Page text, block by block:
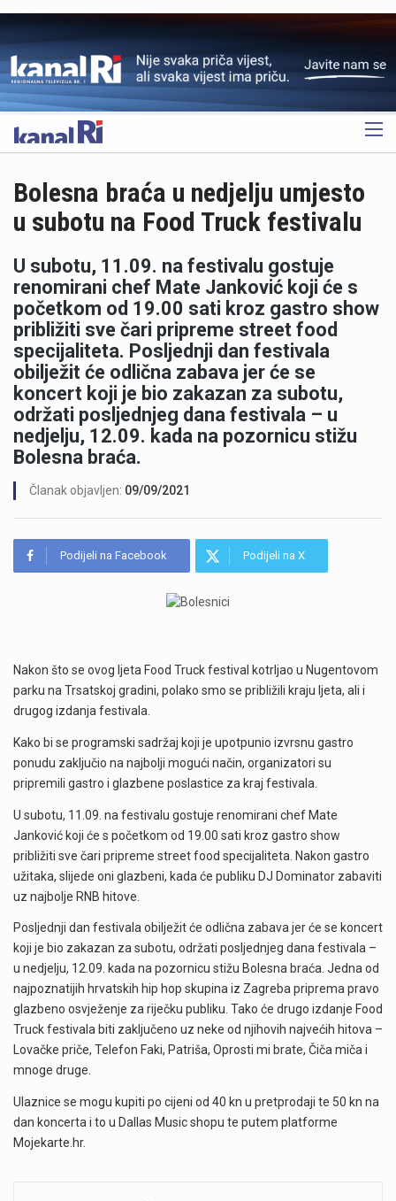
OGLAS
Bolesna braća u nedjelju umjesto
u subotu na Food Truck festivalu
U subotu, 11.09. na festivalu gostuje
renomirani chef Mate Janković koji će s
početkom od 19.00 sati kroz gastro show
približiti sve čari pripreme street food
specijaliteta. Posljednji dan festivala
obilježit će odlična zabava jer će se
koncert koji je bio zakazan za subotu,
održati posljednjeg dana festivala – u
nedjelju, 12.09. kada na pozornicu stižu
Bolesna braća.
Članak objavljen: 09/09/2021
Podijeli na Facebook Podijeli na X
Nakon što se ovog ljeta Food Truck festival kotrljao u Nugentovom
parku na Trsatskoj gradini, polako smo se približili kraju ljeta, ali i
drugog izdanja festivala.
Kako bi se programski sadržaj koji je upotpunio izvrsnu gastro
ponudu zaključio na najbolji mogući način, organizatori su
pripremili gastro i glazbene poslastice za kraj festivala.
U subotu, 11.09. na festivalu gostuje renomirani chef Mate
Janković koji će s početkom od 19.00 sati kroz gastro show
približiti sve čari pripreme street food specijaliteta. Nakon gastro
užitaka, slijede oni glazbeni, kada će publiku DJ Dominator zabaviti
uz najbolje RNB hitove.
Posljednji dan festivala obilježit će odlična zabava jer će se koncert
koji je bio zakazan za subotu, održati posljednjeg dana festivala –
u nedjelju, 12.09. kada na pozornicu stižu Bolesna braća. Jedna od
najpoznatijih hrvatskih hip hop skupina iz Zagreba priprema pravo
glazbeno osvježenje za riječku publiku. Tako će drugo izdanje Food
Truck festivala biti zaključeno uz neke od njihovih najvećih hitova –
Lovačke priče, Telefon Faki, Patriša, Oprosti mi brate, Čiča miča i
mnoge druge.
Ulaznice se mogu kupiti po cijeni od 40 kn u pretprodaji te 50 kn na
dan koncerta i to u Dallas Music shopu te putem platforme
Mojekarte.hr.